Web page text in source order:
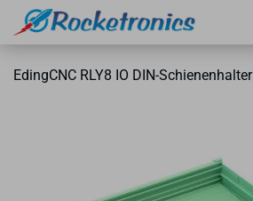
Eding­CNC RLY8 IO DIN-​Schienenhalter